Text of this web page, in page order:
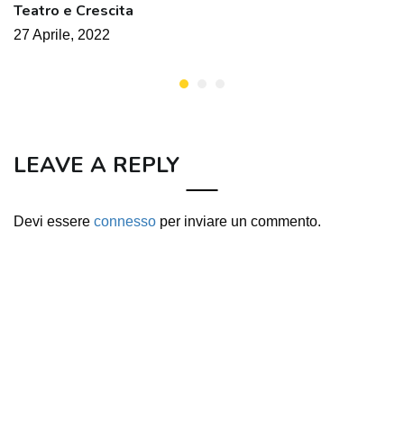
Teatro e Crescita
27 Aprile, 2022
LEAVE A REPLY
Devi essere connesso per inviare un commento.